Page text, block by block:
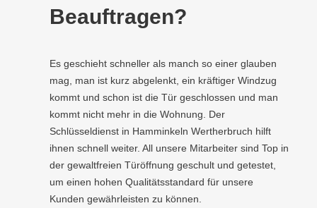
Beauftragen?
Es geschieht schneller als manch so einer glauben
mag, man ist kurz abgelenkt, ein kräftiger Windzug
kommt und schon ist die Tür geschlossen und man
kommt nicht mehr in die Wohnung. Der
Schlüsseldienst in Hamminkeln Wertherbruch hilft
ihnen schnell weiter. All unsere Mitarbeiter sind Top in
der gewaltfreien Türöffnung geschult und getestet,
um einen hohen Qualitätsstandard für unsere
Kunden gewährleisten zu können.